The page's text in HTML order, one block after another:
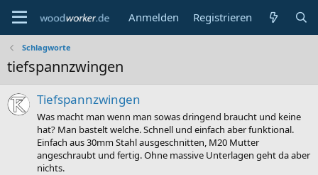
Anmelden Registrieren
Schlagworte
tiefspannzwingen
Tiefspannzwingen
Was macht man wenn man sowas dringend braucht und keine
hat? Man bastelt welche. Schnell und einfach aber funktional.
Einfach aus 30mm Stahl ausgeschnitten, M20 Mutter
angeschraubt und fertig. Ohne massive Unterlagen geht da aber
nichts.